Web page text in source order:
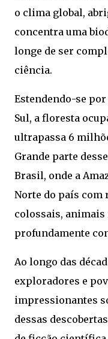
o clima global,
concentra uma
longe de ser
ciência.
Estendendo-se
Sul, a floresta
ultrapassa 6
Grande parte
Brasil, onde a
Norte do país com
colossais,
profundamente
Ao longo das
exploradores e
impressionantes
dessas